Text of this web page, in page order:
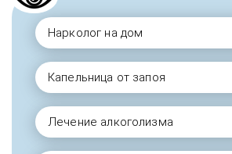
Нарколог на дом
Капельница от запоя
Лечение алкоголизма